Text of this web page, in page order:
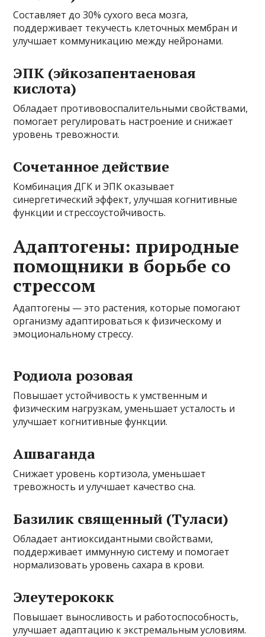
Составляет до 30% сухого веса мозга,
поддерживает текучесть клеточных мембран и
улучшает коммуникацию между нейронами.
ЭПК (эйкозапентаеновая
кислота)
Обладает противовоспалительными свойствами,
помогает регулировать настроение и снижает
уровень тревожности.
Сочетанное действие
Комбинация ДГК и ЭПК оказывает
синергетический эффект, улучшая когнитивные
функции и стрессоустойчивость.
Адаптогены: природные
помощники в борьбе со
стрессом
Адаптогены — это растения, которые помогают
организму адаптироваться к физическому и
эмоциональному стрессу.
Родиола розовая
Повышает устойчивость к умственным и
физическим нагрузкам, уменьшает усталость и
улучшает когнитивные функции.
Ашваганда
Снижает уровень кортизола, уменьшает
тревожность и улучшает качество сна.
Базилик священный (Туласи)
Обладает антиоксидантными свойствами,
поддерживает иммунную систему и помогает
нормализовать уровень сахара в крови.
Элеутерококк
Повышает выносливость и работоспособность,
улучшает адаптацию к экстремальным условиям.